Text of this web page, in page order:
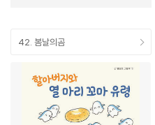
42. 봄날의곰